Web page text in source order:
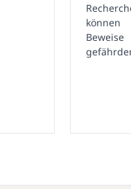
können
Beweise